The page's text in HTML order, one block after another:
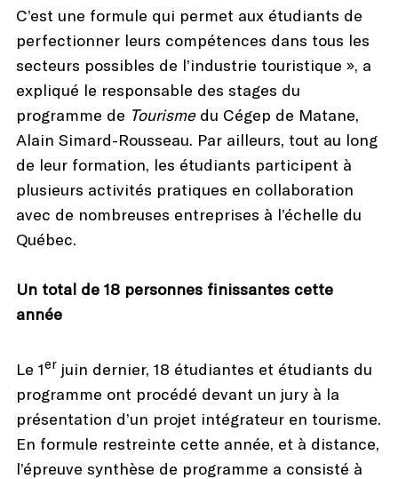
C’est une formule qui permet aux étudiants de
perfectionner leurs compétences dans tous les
secteurs possibles de l’industrie touristique », a
expliqué le responsable des stages du
programme de Tourismedu Cégep de Matane,
Alain Simard-Rousseau. Par ailleurs, tout au long
de leur formation, les étudiants participent à
plusieurs activités pratiques en collaboration
avec de nombreuses entreprises à l’échelle du
Québec.
Un total de 18 personnes finissantes cette
année
Le 1er juin dernier, 18 étudiantes et étudiants du
programme ont procédé devant un jury à la
présentation d’un projet intégrateur en tourisme.
En formule restreinte cette année, et à distance,
l’épreuve synthèse de programme a consisté à